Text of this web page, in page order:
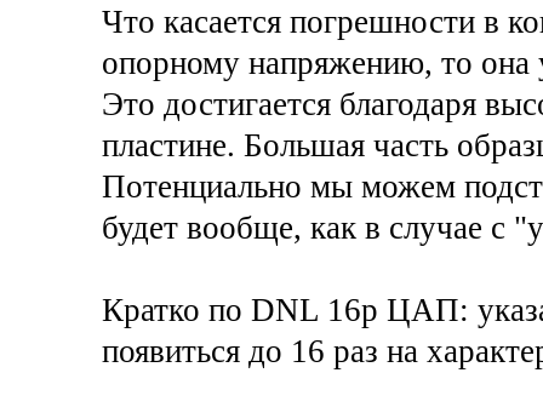
Что касается погрешности в
опорному напряжению, то
Это достигается благодаря
пластине. Большая часть
Потенциально мы можем
будет вообще, как в случае с
Кратко по DNL 16р ЦАП:
появиться до 16 раз на